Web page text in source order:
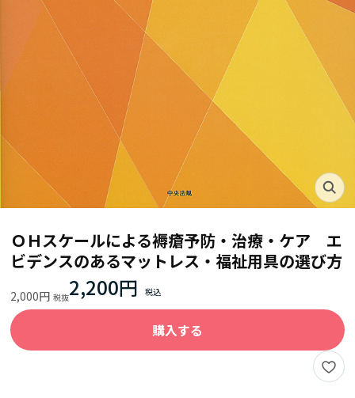
ＯＨスケールによる褥瘡予防・治療・ケア エ
ビデンスのあるマットレス・福祉用具の選び方
2,000円 2,200円
購入する